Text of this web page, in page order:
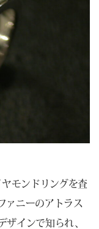
モンドリングを査
ァニーのアトラス
ザインで知られ、